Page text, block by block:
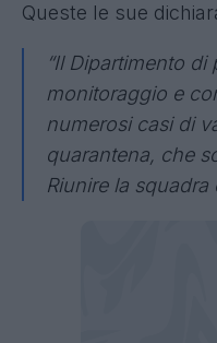
Queste le sue
“Il Dipartimento
monitoraggio e
numerosi casi di
quarantena, che
Riunire la squadra